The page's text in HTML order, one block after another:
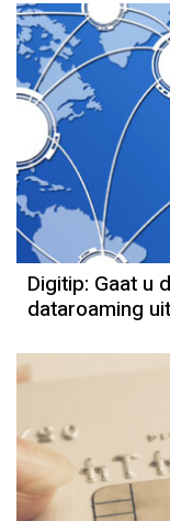
Digitip: Gaat u
dataroaming